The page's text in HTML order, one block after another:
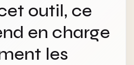
outil, ce
en charge
les